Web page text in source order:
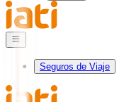
Seguros de Viaje